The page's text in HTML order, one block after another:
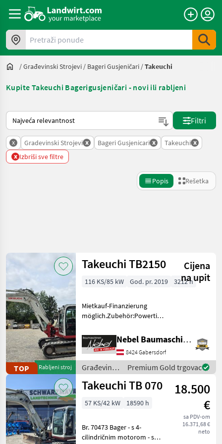
Pretraži ponude
/Građevinski Strojevi / Bageri Gusjeničari /Takeuchi
Kupite Takeuchi Bagerigusjeničari - novi ili rabljeni
Tako se sortira na Landwirt.com
Filtri
x Gradevinski Strojevi x Bageri Gusjenicari x Takeuchi x
x Izbriši sve filtre
Popis Rešetka
Kategorija 4 Država Filtri
TRENUTNA
STAZA
Izgradnja
Gradevinski
Strojevi
Bageri
Gusjenicari
ODABERITE
KATEGORIJU
Takeuchi
Poništi
27
rezultata
TOP Rabljeni stroj
Takeuchi TB2150
Cijena
na upit
116 KS/85 kW God. pr. 2019 3212 h
Mietkauf-Finanzierung
möglich.Zubehör:Powertilt,
1Böschungslöffel 2000mm,
TB2150 ist Bj.2019
Inbetriebnahme erfolgte
2020. Građevinski st
Nebel Baumaschinen
8424 Gabersdorf
Građevinski
strojevi /
Takeuchi
Premium Gold trgovac
Takeuchi TB 070
18.500
€
sa PDV-om
16.371,68 €
neto
57 KS/42 kW 18590 h
Br. 70473 Bager - s 4-
cilindričnim motorom - s